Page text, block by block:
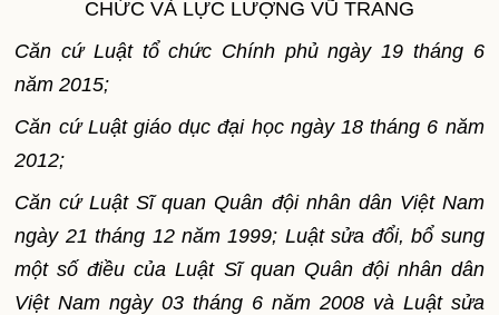
CHỨC VÀ LỰC LƯỢNG VŨ TRANG
Căn cứ Luật tổ chức Chính phủ ngày 19 tháng 6
năm 2015;
Căn cứ Luật giáo dục đại học ngày 18 tháng 6 năm
2012;
Căn cứ Luật Sĩ quan Quân đội nhân dân Việt Nam
ngày 21 tháng 12 năm 1999; Luật sửa đổi, bổ sung
một sốđiều của Luật Sĩ quan Quân đội nhân dân
Việt Nam ngày 03 tháng 6 năm 2008 và Luật sửa